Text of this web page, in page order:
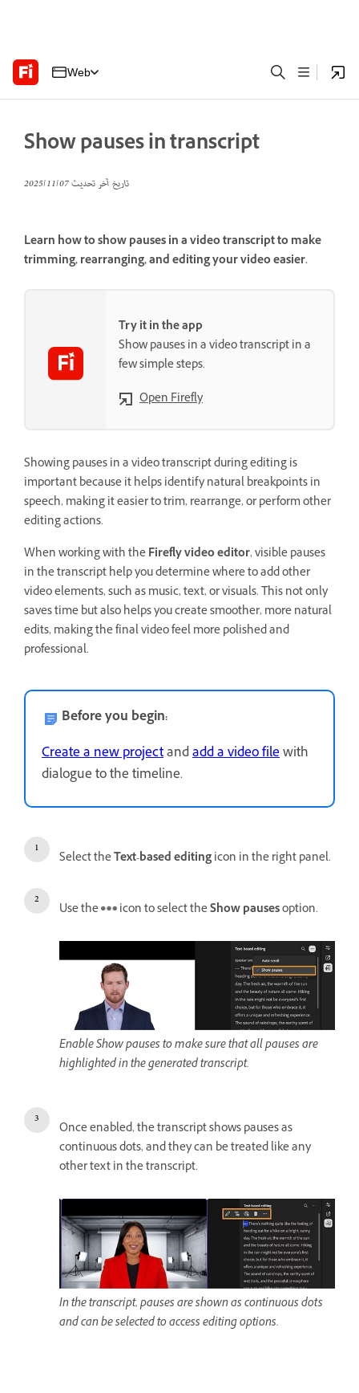
Web
Show pauses in transcript
تاريخ آخر تحديث07‏/11‏/2025
Learn how to show pauses in a video transcript to make
trimming, rearranging, and editing your video easier.
Try it in the app
Show pauses in a video transcript in a
few simple steps.
Open Firefly
Showing pauses in a video transcript during editing is
important because it helps identify natural breakpoints in
speech, making it easier to trim, rearrange, or perform other
editing actions.
When working with theFirefly video editor, visible pauses
in the transcript help you determine where to add other
video elements, such as music, text, or visuals. This not only
saves time but also helps you create smoother, more natural
edits, making the final video feel more polished and
professional.
Before you begin:
Create a new projectandadd a video filewith
dialogue to the timeline.
Select theText-based editingicon in the right panel.
Use the icon to select theShow pausesoption.
Enable Show pauses to make sure that all pauses are
highlighted in the generated transcript.
Once enabled, the transcript shows pauses as
continuous dots, and they can be treated like any
other text in the transcript.
In the transcript, pauses are shown as continuous dots
and can be selected to access editing options.